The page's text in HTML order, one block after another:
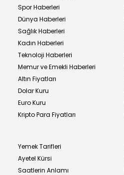
Spor Haberleri
Dünya Haberleri
Sağlık Haberleri
Kadın Haberleri
Teknoloji Haberleri
Memur ve Emekli Haberleri
Altın Fiyatları
Dolar Kuru
Euro Kuru
Kripto Para Fiyatları
Yemek Tarifleri
Ayetel Kürsi
Saatlerin Anlamı